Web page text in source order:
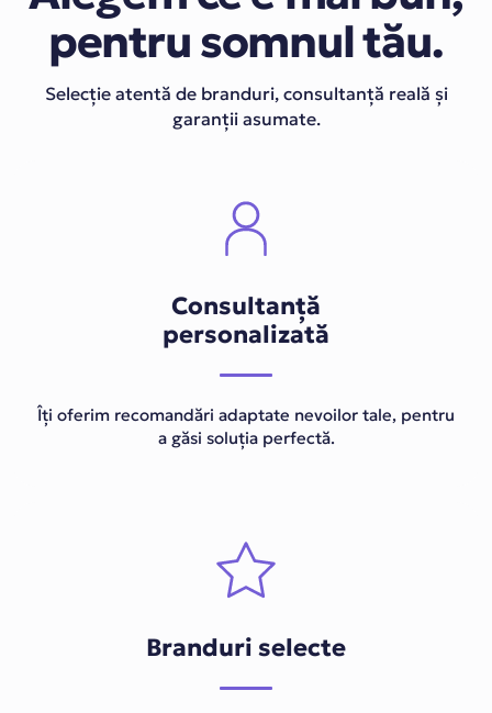
pentru somnul tău.
Selecție atentă de branduri, consultanță reală și
garanții asumate.
Consultanță
personalizată
Îți oferim recomandări adaptate nevoilor tale, pentru
a găsi soluția perfectă.
Branduri selecte